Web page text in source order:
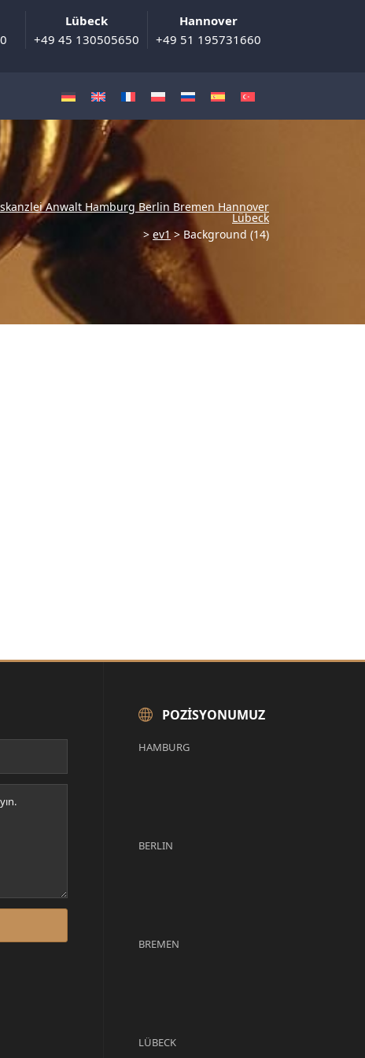
Lübeck
+49 45 130505650
Hannover
+49 51 195731660
Anwalt Hamburg Berlin Bremen Hannover
Lübeck
> ev1>Background (14)
POZISYONUMUZ
HAMBURG
BERLIN
BREMEN
LÜBECK